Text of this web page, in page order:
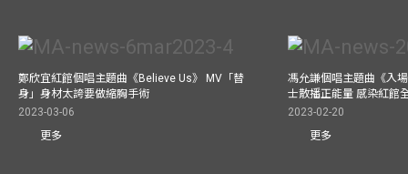
鄭欣宜紅館個唱主題曲《Believe Us》 MV「替
身」身材太誇要做縮胸手術
2023-03-06
更多
馮允謙個唱主題曲《入
士散播正能量 感染紅館
2023-02-20
更多